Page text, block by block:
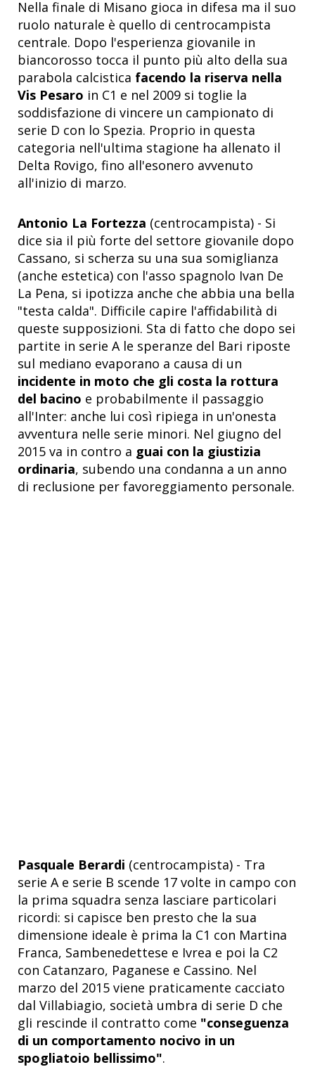
Nella finale di Misano gioca in difesa ma il suo
ruolo naturale è quello di centrocampista
centrale. Dopo l'esperienza giovanile in
biancorosso tocca il punto più alto della sua
parabola calcistica facendo la riserva nella
Vis Pesaro in C1 e nel 2009 si toglie la
soddisfazione di vincere un campionato di
serie D con lo Spezia. Proprio in questa
categoria nell'ultima stagione ha allenato il
Delta Rovigo, fino all'esonero avvenuto
all'inizio di marzo.
Antonio La Fortezza (centrocampista) - Si
dice sia il più forte del settore giovanile dopo
Cassano, si scherza su una sua somiglianza
(anche estetica) con l'asso spagnolo Ivan De
La Pena, si ipotizza anche che abbia una bella
"testa calda". Difficile capire l'affidabilità di
queste supposizioni. Sta di fatto che dopo sei
partite in serie A le speranze del Bari riposte
sul mediano evaporano a causa di un
incidente in moto che gli costa la rottura
del bacino e probabilmente il passaggio
all'Inter: anche lui così ripiega in un'onesta
avventura nelle serie minori. Nel giugno del
2015 va in contro a guai con la giustizia
ordinaria, subendo una condanna a un anno
di reclusione per favoreggiamento personale.
Pasquale Berardi (centrocampista) - Tra
serie A e serie B scende 17 volte in campo con
la prima squadra senza lasciare particolari
ricordi: si capisce ben presto che la sua
dimensione ideale è prima la C1 con Martina
Franca, Sambenedettese e Ivrea e poi la C2
con Catanzaro, Paganese e Cassino. Nel
marzo del 2015 viene praticamente cacciato
dal Villabiagio, società umbra di serie D che
gli rescinde il contratto come "conseguenza
di un comportamento nocivo in un
spogliatoio bellissimo".